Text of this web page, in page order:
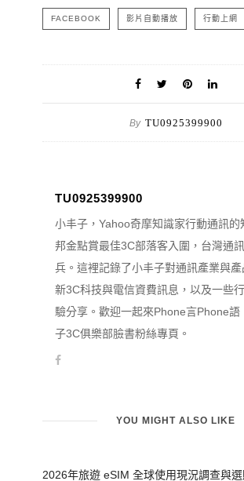
FACEBOOK 影片自動播放 行動上網
By TU0925399900
TU0925399900
小丰子，Yahoo奇摩知識家行動通訊的
邦金點賞最佳3C部落客入圍，台灣通
兵。這裡記錄了小丰子對通訊產業與
新3C科技與電信資費訊息，以及一些
驗分享。歡迎一起來Phone言Phone語
子3C俱樂部臉書粉絲專頁。
YOU MIGHT ALSO LIKE
2026年旅遊 eSIM 全球使用現況調查與